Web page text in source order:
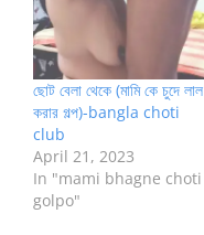
ছোট বেলা থেকে (মামি কে চুদে লাল
করার গল্প)-bangla choti
club
April 21, 2023
In "mami bhagne choti
golpo"